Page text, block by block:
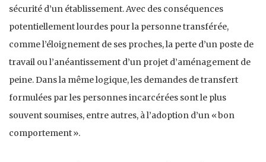
sécurité d’un établissement. Avec des conséquences
potentiellement lourdes pour la personne transférée,
comme l’éloignement de ses proches, la perte d’un poste de
travail ou l’anéantissement d’un projet d’aménagement de
peine. Dans la même logique, les demandes de transfert
formulées par les personnes incarcérées sont le plus
souvent soumises, entre autres, à l’adoption d’un « bon
comportement ».